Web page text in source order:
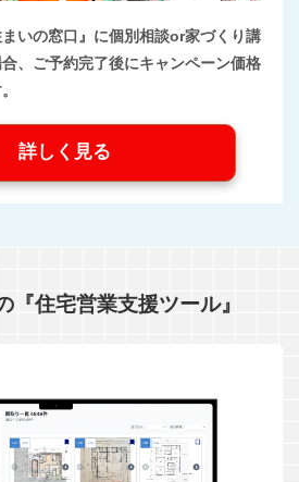
いの窓口』に個別相談or家づくり講
、ご予約完了後にキャンペーン価格
詳しく見る
『住宅営業支援ツール』